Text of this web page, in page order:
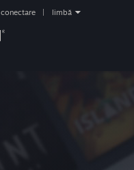
conectare limbă